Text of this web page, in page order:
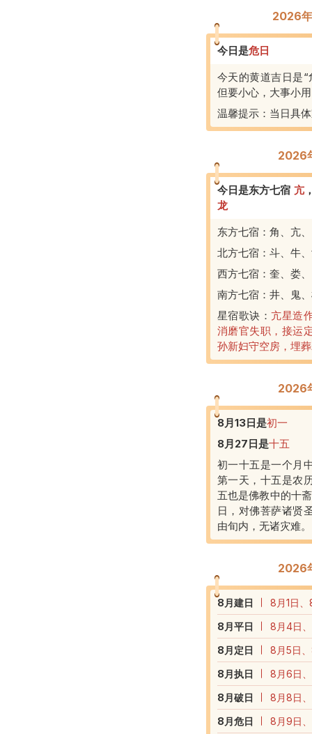
2026
今日是危日
今天的黄道吉日是
但要小心，大事小
温馨提示：当日具
2026
今日是东方七宿 亢
龙
东方七宿：角、亢
北方七宿：斗、牛
西方七宿：奎、娄
南方七宿：井、鬼
星宿歌诀：亢星造
消磨官失职，接运
孙新妇守空房，埋
2026
8月13日是初一
8月27日是十五
初一十五是一个月
第一天，十五是农
五也是佛教中的十
日，对佛菩萨诸贤
由旬内，无诸灾难
2026
8 月建日
8月1日
8 月平日
8月4日
8 月定日
8月5日
8 月执日
8月6日
8 月破日
8月8日
8 月危日
8月9日